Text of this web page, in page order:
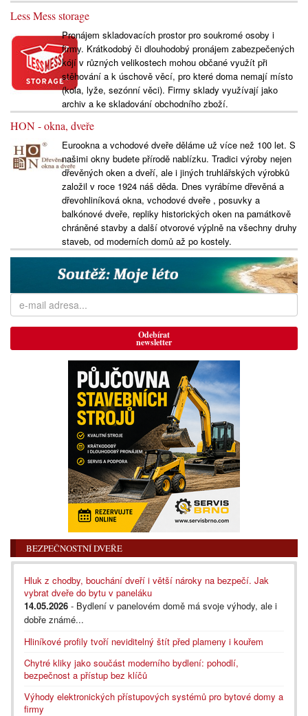
Less Mess storage
Pronájem skladovacích prostor pro soukromé osoby i
firmy. Krátkodobý či dlouhodobý pronájem zabezpečených
kójí v různých velikostech mohou občané využít při
stěhování a k úschově věcí, pro které doma nemají místo
(kola, lyže, sezónní věci). Firmy sklady využívají jako
archiv a ke skladování obchodního zboží.
HON - okna, dveře
Eurookna a vchodové dveře děláme už více než 100 let. S
našimi okny budete přírodě nablízku. Tradici výroby nejen
dřevěných oken a dveří, ale i jiných truhlářských výrobků
založil v roce 1924 náš děda. Dnes vyrábíme dřevěná a
dřevohliníková okna, vchodové dveře , posuvky a
balkónové dveře, repliky historických oken na památkově
chráněné stavby a další otvorové výplně na všechny druhy
staveb, od moderních domů až po kostely.
Odebírat
newsletter
BEZPEČNOSTNÍ DVEŘE
Hluk z chodby, bouchání dveří i větší nároky na bezpečí. Jak
vybrat dveře do bytu v paneláku
14.05.2026 - Bydlení v panelovém domě má svoje výhody, ale i
dobře známé...
Hliníkové profily tvoří neviditelný štít před plameny i kouřem
Chytré kliky jako součást moderního bydlení: pohodlí,
bezpečnost a přístup bez klíčů
Výhody elektronických přístupových systémů pro bytové domy a
firmy